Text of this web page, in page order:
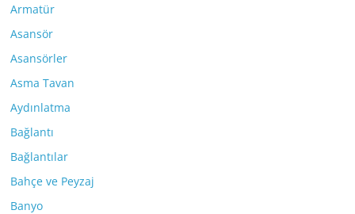
Armatür
Asansör
Asansörler
Asma Tavan
Aydınlatma
Bağlantı
Bağlantılar
Bahçe ve Peyzaj
Banyo